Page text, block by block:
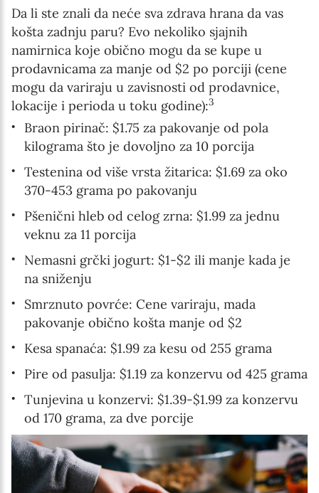
Da li ste znali da neće sva zdrava hrana da vas
košta zadnju paru? Evo nekoliko sjajnih
namirnica koje obično mogu da se kupe u
prodavnicama za manje od $2 po porciji (cene
mogu da variraju u zavisnosti od prodavnice,
lokacije i perioda u toku godine):3
Braon pirinač: $1.75 za pakovanje od pola
kilograma što je dovoljno za 10 porcija
Testenina od više vrsta žitarica: $1.69 za oko
370-453 grama po pakovanju
Pšenični hleb od celog zrna: $1.99 za jednu
veknu za 11 porcija
Nemasni grčki jogurt: $1-$2 ili manje kada je
na sniženju
Smrznuto povrće: Cene variraju, mada
pakovanje obično košta manje od $2
Kesa spanaća: $1.99 za kesu od 255 grama
Pire od pasulja: $1.19 za konzervu od 425 grama
Tunjevina u konzervi: $1.39-$1.99 za konzervu
od 170 grama, za dve porcije